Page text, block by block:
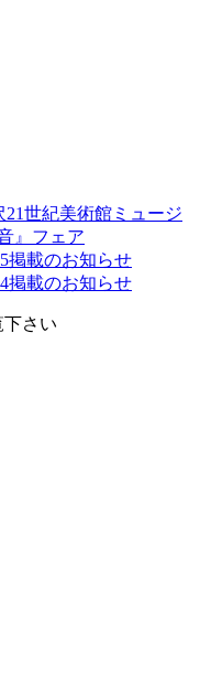
世紀美術館ミュージ
』フェア
掲載のお知らせ
掲載のお知らせ
下さい